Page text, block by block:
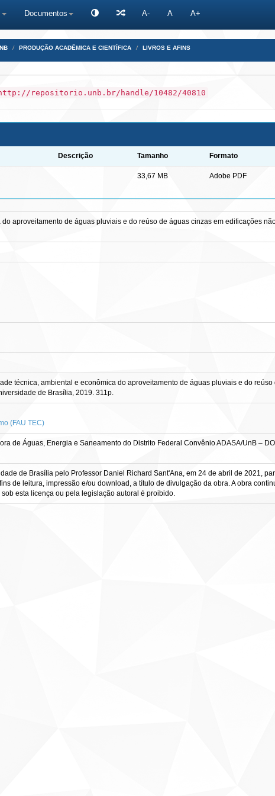
Documentos A- A A+
PRODUÇÃO ACADÊMICA E CIENTÍFICA LIVROS E AFINS
repositorio.unb.br/handle/10482/40810
Descrição Tamanho Formato
33,67 MB Adobe PDF
aproveitamento de águas pluviais e do reúso de águas cinzas em edificações
técnica, ambiental e econômica do aproveitamento de águas pluviais e do
de Brasília, 2019. 311p.
(FAU TEC)
de Águas, Energia e Saneamento do Distrito Federal Convênio ADASA/UnB –
de Brasília pelo Professor Daniel Richard Sant'Ana, em 24 de abril de 2021,
de leitura, impressão e/ou download, a título de divulgação da obra. A obra
esta licença ou pela legislação autoral é proibido.